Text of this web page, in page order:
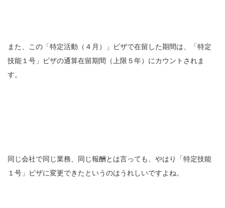
また、この「特定活動（４月）」ビザで在留した期間は、「特定
技能１号」ビザの通算在留期間（上限５年）にカウントされま
す。
同じ会社で同じ業務、同じ報酬とは言っても、やはり「特定技能
１号」ビザに変更できたというのはうれしいですよね。